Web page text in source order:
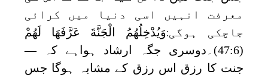
معرفت انہیں اسی دنیا میں کرائی
جاچکی ہوگی:وَيُدْخِلُهُمُ الْجَنَّةَ عَرَّفَهَا لَهُمْ
(47:6)۔دوسری جگہ ارشاد ہواہے کہ —
جنت کا رزق اس رزق کے مشابہ ہوگا جس